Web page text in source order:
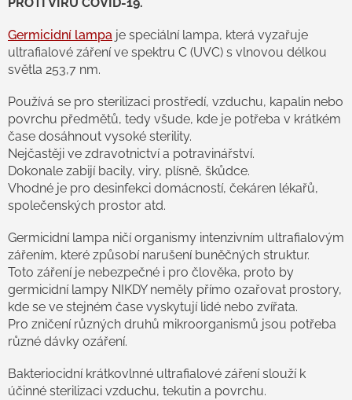
a
c
v
k
y
v
ý
p
i
Germicidní lampa je speciální lampa, která vyzařuje
ultrafialové záření ve spektru C (UVC) s vlnovou délkou
světla 253,7 nm.
Používá se pro sterilizaci prostředí, vzduchu, kapalin nebo
povrchu předmětů, tedy všude, kde je potřeba v krátkém
čase dosáhnout vysoké sterility.
Nejčastěji ve zdravotnictví a potravinářství.
Dokonale zabijí bacily, viry, plísně, škůdce.
Vhodné je pro desinfekci domácností, čekáren lékařů,
společenských prostor atd.
Germicidní lampa ničí organismy intenzivním ultrafialovým
zářením, které způsobí narušení buněčných struktur.
Toto záření je nebezpečné i pro člověka, proto by
germicidní lampy NIKDY neměly přímo ozařovat prostory,
kde se ve stejném čase vyskytují lidé nebo zvířata.
Pro zničení různých druhů mikroorganismů jsou potřeba
různé dávky ozáření.
Bakteriocidní krátkovlnné ultrafialové záření slouží k
účinné sterilizaci vzduchu, tekutin a povrchu.